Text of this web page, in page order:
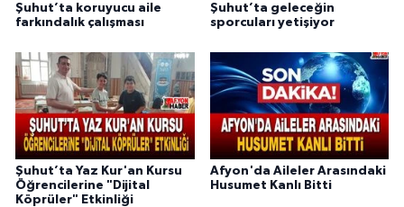
Şuhut’ta koruyucu aile
farkındalık çalışması
Şuhut’ta geleceğin
sporcuları yetişiyor
Şuhut’ta Yaz Kur'an Kursu
Öğrencilerine "Dijital
Köprüler" Etkinliği
Afyon'da Aileler Arasındaki
Husumet Kanlı Bitti